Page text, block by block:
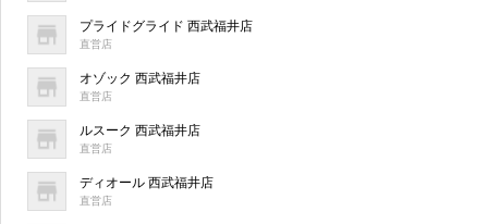
プライドグライド 西武福井店
直営店
オゾック 西武福井店
直営店
ルスーク 西武福井店
直営店
ディオール 西武福井店
直営店